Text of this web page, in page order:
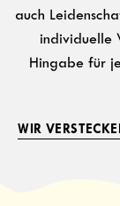
auch
individuelle
Hingabe für
WIR